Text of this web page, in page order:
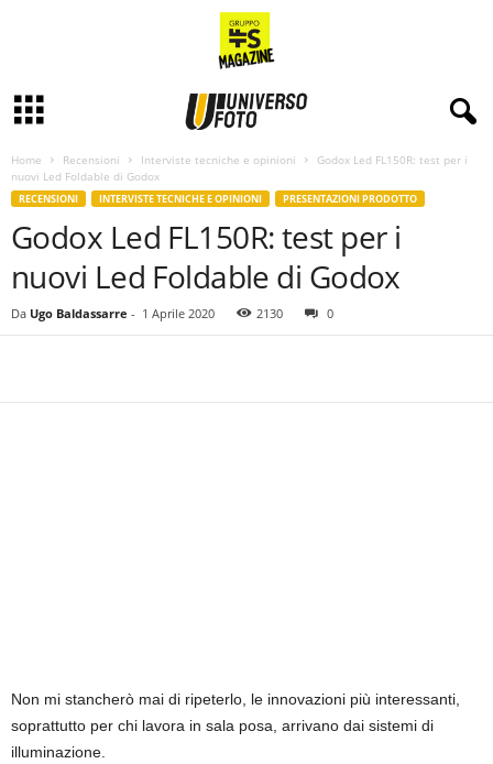
Home Recensioni Interviste tecniche e opinioni
Godox Led FL150R: test per i
nuovi Led Foldable di Godox
RECENSIONI INTERVISTE TECNICHE E OPINIONI PRESENTAZIONI PRODOTTO
Godox Led FL150R: test per i
nuovi Led Foldable di Godox
Da Ugo Baldassarre - 1 Aprile 2020 2130 0
Non mi stancherò mai di ripeterlo, le innovazioni più interessanti,
soprattutto per chi lavora in sala posa, arrivano dai sistemi di
illuminazione.